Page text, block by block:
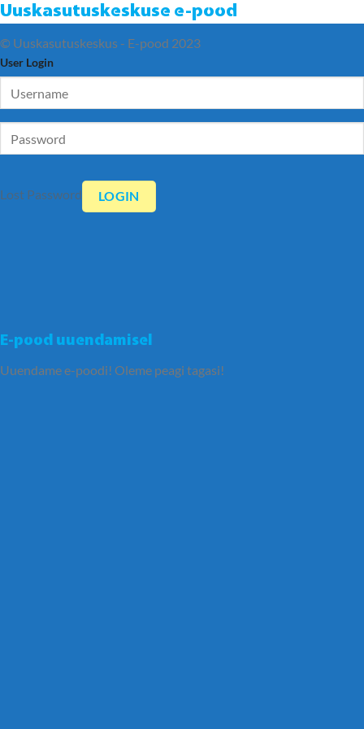
Uuskasutuskeskuse e-pood
E-pood uuendamisel
Uuendame e-poodi! Oleme peagi tagasi!
© Uuskasutuskeskus - E-pood 2023
User Login
Lost Password